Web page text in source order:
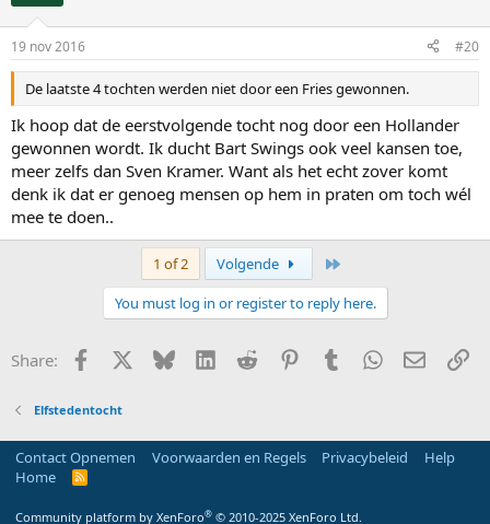
19 nov 2016 #20
De laatste 4 tochten werden niet door een Fries gewonnen.
Ik hoop dat de eerstvolgende tocht nog door een Hollander
gewonnen wordt. Ik ducht Bart Swings ook veel kansen toe,
meer zelfs dan Sven Kramer. Want als het echt zover komt
denk ik dat er genoeg mensen op hem in praten om toch wél
mee te doen..
1 of 2 Volgende
You must log in or register to reply here.
Share: Facebook Bluesky LinkedInReddit PinterestTumblrWhatsApp
E-mail
Elfstedentocht
Contact Opnemen Voorwaarden en Regels Privacybeleid
Help
Home
R
Community platform by XenForo® © 2010-2025 XenForo Ltd.